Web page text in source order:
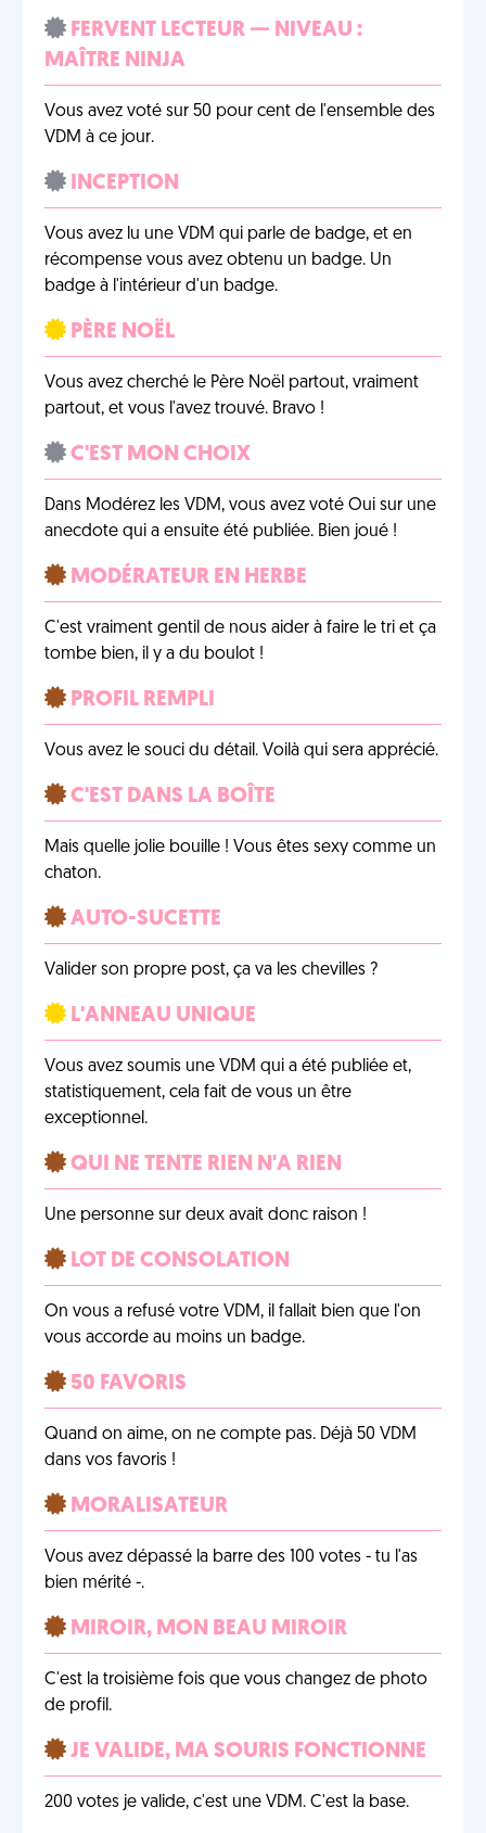
FERVENT LECTEUR — NIVEAU :
MAÎTRE NINJA
Vous avez voté sur 50 pour cent de l'ensemble des
VDM à ce jour.
INCEPTION
Vous avez lu une VDM qui parle de badge, et en
récompense vous avez obtenu un badge. Un
badge à l'intérieur d'un badge.
PÈRE NOËL
Vous avez cherché le Père Noël partout, vraiment
partout, et vous l'avez trouvé. Bravo !
C'EST MON CHOIX
Dans Modérez les VDM, vous avez voté Oui sur une
anecdote qui a ensuite été publiée. Bien joué !
MODÉRATEUR EN HERBE
C'est vraiment gentil de nous aider à faire le tri et ça
tombe bien, il y a du boulot !
PROFIL REMPLI
Vous avez le souci du détail. Voilà qui sera apprécié.
C'EST DANS LA BOÎTE
Mais quelle jolie bouille ! Vous êtes sexy comme un
chaton.
AUTO-SUCETTE
Valider son propre post, ça va les chevilles ?
L'ANNEAU UNIQUE
Vous avez soumis une VDM qui a été publiée et,
statistiquement, cela fait de vous un être
exceptionnel.
QUI NE TENTE RIEN N'A RIEN
Une personne sur deux avait donc raison !
LOT DE CONSOLATION
On vous a refusé votre VDM, il fallait bien que l'on
vous accorde au moins un badge.
50 FAVORIS
Quand on aime, on ne compte pas. Déjà 50 VDM
dans vos favoris !
MORALISATEUR
Vous avez dépassé la barre des 100 votes - tu l'as
bien mérité -.
MIROIR, MON BEAU MIROIR
C'est la troisième fois que vous changez de photo
de profil.
JE VALIDE, MA SOURIS FONCTIONNE
200 votes je valide, c'est une VDM. C'est la base.